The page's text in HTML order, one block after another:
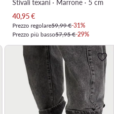
Stivali texani · Marrone · 5 cm
Prezzo attuale
40,95€
Prezzo regolare59,99 €-31%
Prezzo più basso57,95 €-29%